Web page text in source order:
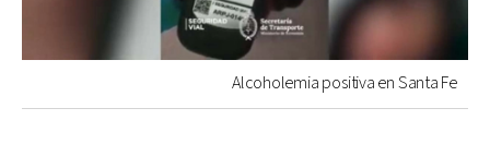
Alcoholemia positiva en Santa Fe